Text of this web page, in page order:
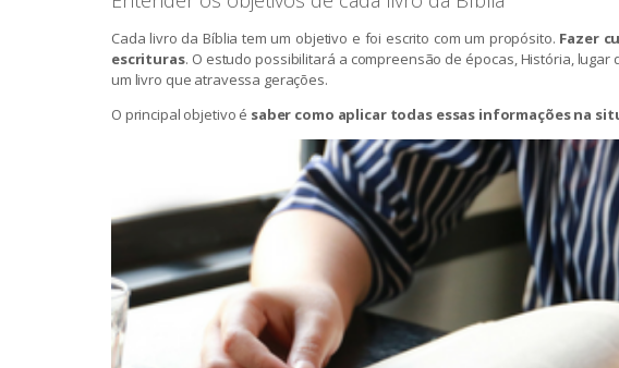
Cada livro da Bíblia tem um objetivo e foi escrito com um propósito. Fazer
escrituras. O estudo possibilitará a compreensão de épocas, História,
um livro que atravessa gerações.
O principal objetivo é saber como aplicar todas essas informações na